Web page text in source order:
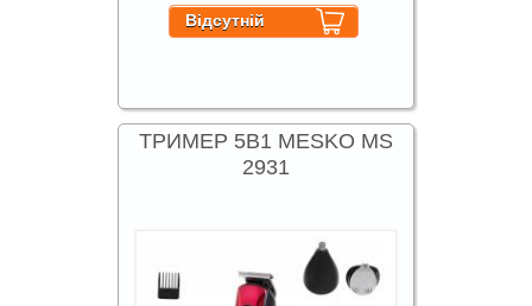
ТРИМЕР 5В1 MESKO MS
2931